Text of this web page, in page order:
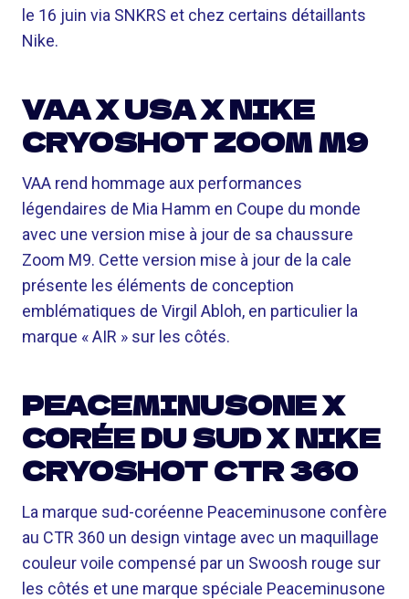
le 16 juin via SNKRS et chez certains détaillants
Nike.
VAA X USA X NIKE
CRYOSHOT ZOOM M9
VAA rend hommage aux performances
légendaires de Mia Hamm en Coupe du monde
avec une version mise à jour de sa chaussure
Zoom M9. Cette version mise à jour de la cale
présente les éléments de conception
emblématiques de Virgil Abloh, en particulier la
marque « AIR » sur les côtés.
PEACEMINUSONE X
CORÉE DU SUD X NIKE
CRYOSHOT CTR 360
La marque sud-coréenne Peaceminusone confère
au CTR 360 un design vintage avec un maquillage
couleur voile compensé par un Swoosh rouge sur
les côtés et une marque spéciale Peaceminusone